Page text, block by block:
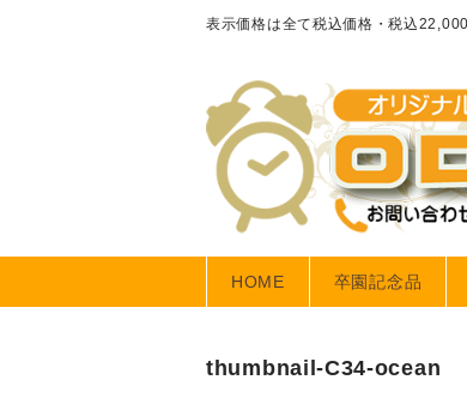
表示価格は全て税込価格・税込
HOME 卒園記念品
thumbnail-C34-ocean